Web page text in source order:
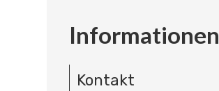
Informationen
Kontakt